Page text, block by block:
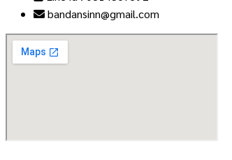
bandansinn@gmail.com